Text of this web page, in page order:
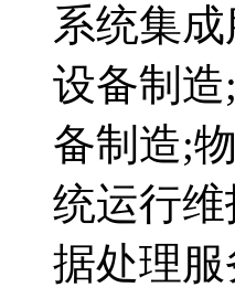
系统集
设备制
备制造;
统运行
据处理